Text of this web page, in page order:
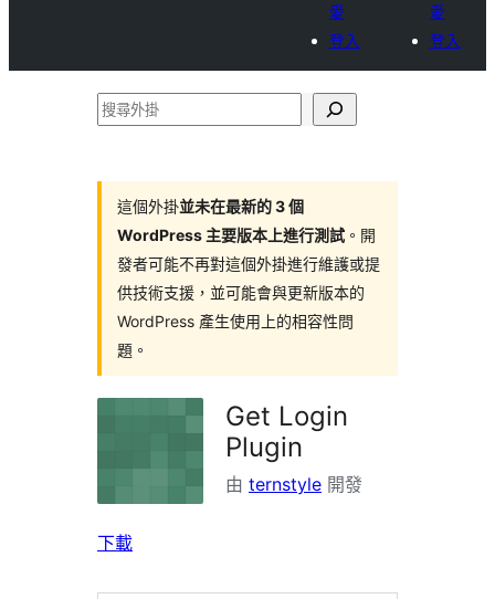
愛
登入
愛
登入
搜
這個外掛並未在最新的 3 個
WordPress 主要版本上進行測試 。開
發者可能不再對這個外掛進行維護或提
供技術支援，並可能會與更新版本的
WordPress 產生使用上的相容性問
題。
Get Login
Plugin
由 ternstyle 開發
下載